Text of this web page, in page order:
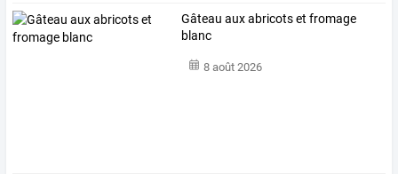
Gâteau aux abricots et fromage
blanc
8 août 2026